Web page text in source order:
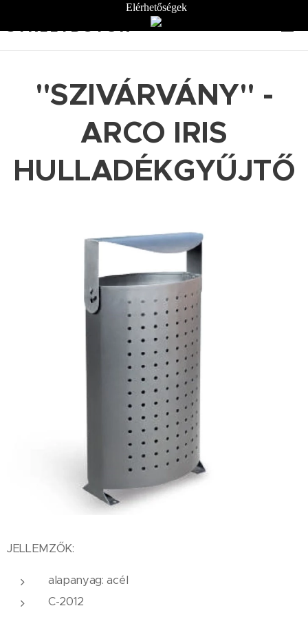
STREETBÚTOR
"SZIVÁRVÁNY" -
ARCO IRIS
HULLADÉKGYŰJTŐ
JELLEMZŐK:
alapanyag: acél
C-2012
Elérhetőségek